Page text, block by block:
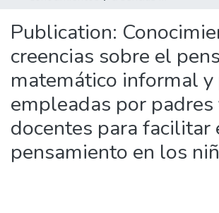
Publication:
creencias sobre el
matemático informal y
empleadas por padres
docentes para facilitar
pensamiento en los